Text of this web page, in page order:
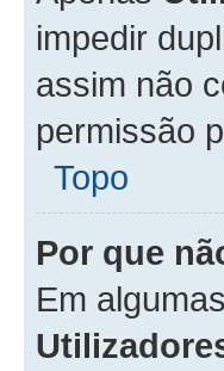
impedir
assim não
permissão
Topo
Por que
Em